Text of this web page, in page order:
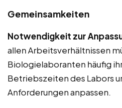
Gemeinsamkeiten
Notwendigkeit zur
allen Arbeitsverhältnissen
Biologielaboranten häufig
Betriebszeiten des Labors
Anforderungen anpassen.